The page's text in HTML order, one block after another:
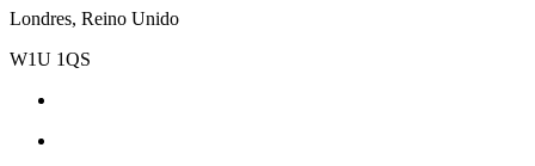
Londres, Reino Unido
W1U 1QS